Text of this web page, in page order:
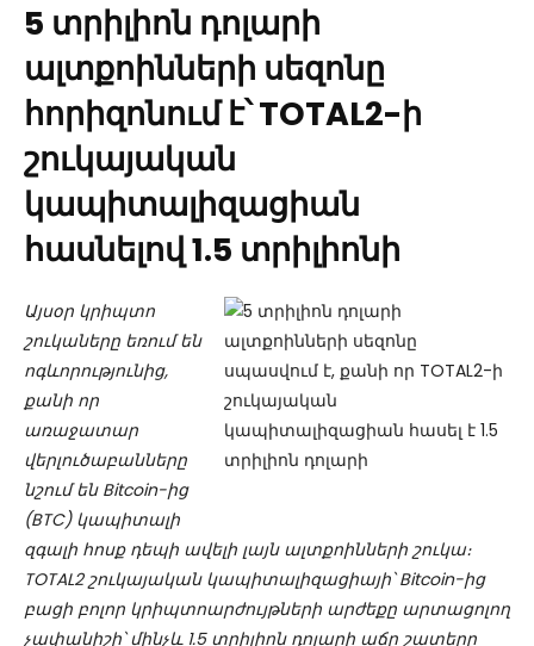
5 տրիլիոն դոլարի
ալտքոինների սեզոնը
հորիզոնում է՝ TOTAL2-ի
շուկայական
կապիտալիզացիան
հասնելով 1.5 տրիլիոնի
Այսօր կրիպտո
շուկաները եռում են
ոգևորությունից,
քանի որ
առաջատար
վերլուծաբանները
նշում են Bitcoin-ից
(BTC) կապիտալի
զգալի հոսք դեպի ավելի լայն ալտքոինների շուկա։
TOTAL2 շուկայական կապիտալիզացիայի՝ Bitcoin-ից
բացի բոլոր կրիպտոարժույթների արժեքը արտացոլող
չափանիշի՝ մինչև 1.5 տրիլիոն դոլարի աճը շատերը